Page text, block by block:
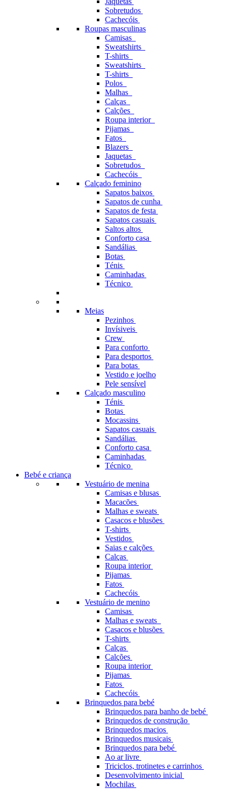
Sobretudos
Cachecóis
Roupas masculinas
Camisas
Sweatshirts
T-shirts
Sweatshirts
T-shirts
Polos
Malhas
Calças
Calções
Roupa interior
Pijamas
Fatos
Blazers
Jaquetas
Sobretudos
Cachecóis
Calçado feminino
Sapatos baixos
Sapatos de cunha
Sapatos de festa
Sapatos casuais
Saltos altos
Conforto casa
Sandálias
Botas
Ténis
Caminhadas
Técnico
Meias
Pezinhos
Invísiveis
Crew
Para conforto
Para desportos
Para botas
Vestido e joelho
Pele sensível
Calçado masculino
Ténis
Botas
Mocassins
Sapatos casuais
Sandálias
Conforto casa
Caminhadas
Técnico
Bebé e criança
Vestuário de menina
Camisas e blusas
Macacões
Malhas e sweats
Casacos e blusões
T-shirts
Vestidos
Saias e calções
Calças
Roupa interior
Pijamas
Fatos
Cachecóis
Vestuário de menino
Camisas
Malhas e sweats
Casacos e blusões
T-shirts
Calças
Calções
Roupa interior
Pijamas
Fatos
Cachecóis
Brinquedos para bebé
Brinquedos para banho de bebé
Brinquedos de construção
Brinquedos macios
Brinquedos musicais
Brinquedos para bebé
Ao ar livre
Triciclos, trotinetes e carrinhos
Desenvolvimento inicial
Mochilas